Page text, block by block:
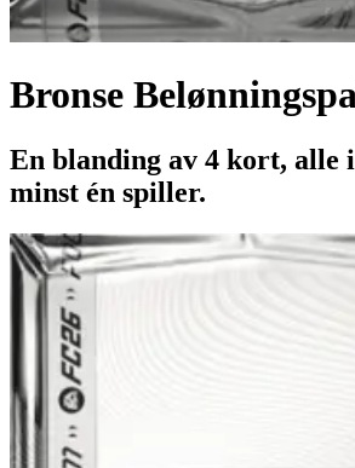
Bronse
En blanding av 4 kort, alle
minst én spiller.